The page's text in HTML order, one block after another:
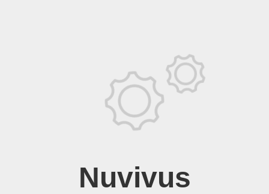
Nuvivus